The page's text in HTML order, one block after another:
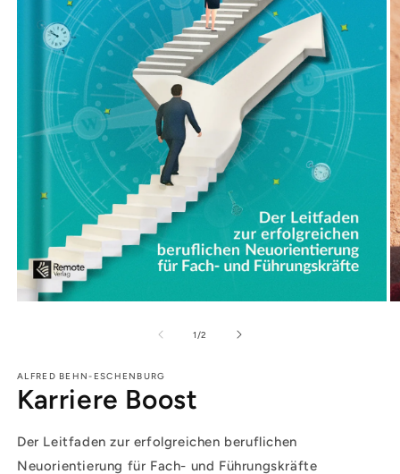
1 /von
2
ALFRED BEHN-ESCHENBURG
Karriere Boost
Der Leitfaden zur erfolgreichen beruflichen
Neuorientierung für Fach- und Führungskräfte